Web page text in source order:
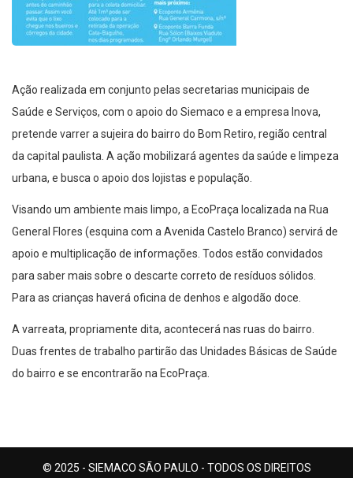
Ação realizada em conjunto pelas secretarias municipais de
Saúde e Serviços, com o apoio do Siemaco e a empresa Inova,
pretende varrer a sujeira do bairro do Bom Retiro, região central
da capital paulista. A ação mobilizará agentes da saúde e limpeza
urbana, e busca o apoio dos lojistas e população.
Visando um ambiente mais limpo, a EcoPraça localizada na Rua
General Flores (esquina com a Avenida Castelo Branco) servirá de
apoio e multiplicação de informações. Todos estão convidados
para saber mais sobre o descarte correto de resíduos sólidos.
Para as crianças haverá oficina de denhos e algodão doce.
A varreata, propriamente dita, acontecerá nas ruas do bairro.
Duas frentes de trabalho partirão das Unidades Básicas de Saúde
do bairro e se encontrarão na EcoPraça.
© 2025 - SIEMACO SÃO PAULO - TODOS OS DIREITOS